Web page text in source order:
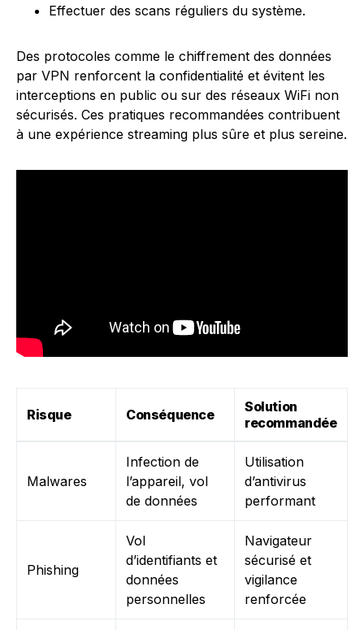
Effectuer des scans réguliers du système.
Des protocoles comme le chiffrement des données
par VPN renforcent la confidentialité et évitent les
interceptions en public ou sur des réseaux WiFi non
sécurisés. Ces pratiques recommandées contribuent
à une expérience streaming plus sûre et plus sereine.
Risque Conséquence
Solution
recommandée
Malwares
Infection de
l’appareil, vol
de données
Utilisation
d’antivirus
performant
Phishing
Vol
d’identifiants et
données
personnelles
Navigateur
sécurisé et
vigilance
renforcée